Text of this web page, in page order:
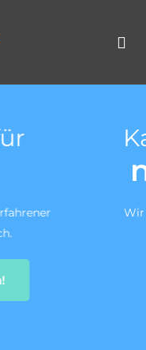
30
für die
gem. DIN 1986-30.